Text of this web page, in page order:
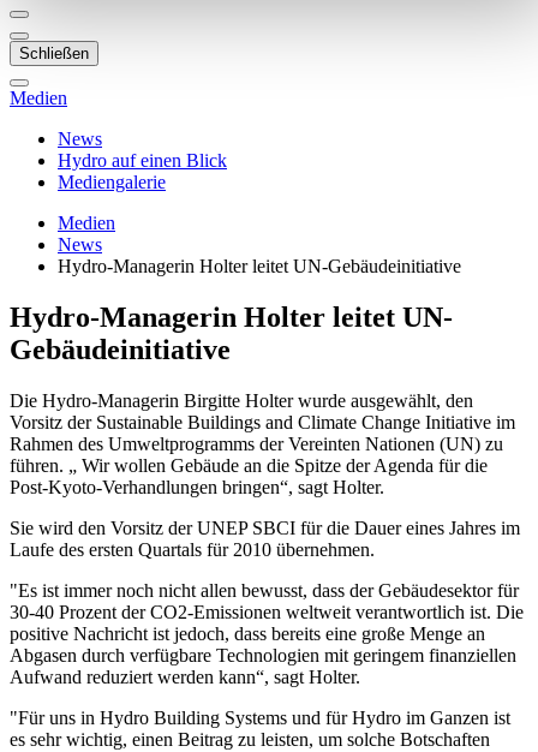
Schließen
Medien
News
Hydro auf einen Blick
Mediengalerie
Medien
News
Hydro-Managerin Holter leitet UN-Gebäudeinitiative
Hydro-Managerin Holter leitet UN-
Gebäudeinitiative
Die Hydro-Managerin Birgitte Holter wurde ausgewählt, den
Vorsitz der Sustainable Buildings and Climate Change Initiative im
Rahmen des Umweltprogramms der Vereinten Nationen (UN) zu
führen. „ Wir wollen Gebäude an die Spitze der Agenda für die
Post-Kyoto-Verhandlungen bringen“, sagt Holter.
Sie wird den Vorsitz der UNEP SBCI für die Dauer eines Jahres im
Laufe des ersten Quartals für 2010 übernehmen.
"Es ist immer noch nicht allen bewusst, dass der Gebäudesektor für
30-40 Prozent der CO2-Emissionen weltweit verantwortlich ist. Die
positive Nachricht ist jedoch, dass bereits eine große Menge an
Abgasen durch verfügbare Technologien mit geringem finanziellen
Aufwand reduziert werden kann“, sagt Holter.
"Für uns in Hydro Building Systems und für Hydro im Ganzen ist
es sehr wichtig, einen Beitrag zu leisten, um solche Botschaften